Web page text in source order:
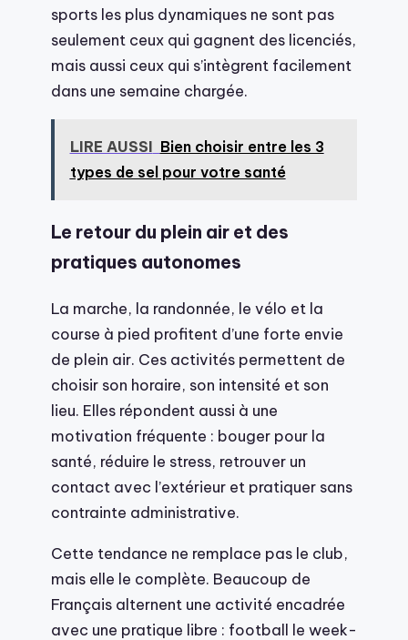
sports les plus dynamiques ne sont pas
seulement ceux qui gagnent des licenciés,
mais aussi ceux qui s’intègrent facilement
dans une semaine chargée.
LIRE AUSSI Bien choisir entre les 3
types de sel pour votre santé
Le retour du plein air et des
pratiques autonomes
La marche, la randonnée, le vélo et la
course à pied profitent d’une forte envie
de plein air. Ces activités permettent de
choisir son horaire, son intensité et son
lieu. Elles répondent aussi à une
motivation fréquente : bouger pour la
santé, réduire le stress, retrouver un
contact avec l’extérieur et pratiquer sans
contrainte administrative.
Cette tendance ne remplace pas le club,
mais elle le complète. Beaucoup de
Français alternent une activité encadrée
avec une pratique libre : football le week-